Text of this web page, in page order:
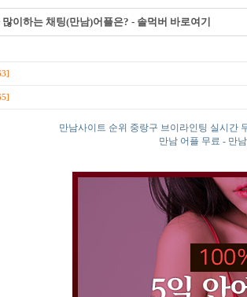
많이하는 채팅(만남)어플은? - 솔먹버 바로여기
만남사이트 순위 중랑구 브이라인팅 실시간
만남 어플 무료 - 만